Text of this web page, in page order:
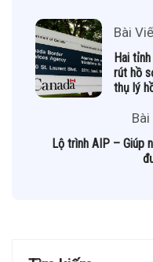
Bài
Hai
rút hồ
thụ lý
Lộ trình AIP – Giúp